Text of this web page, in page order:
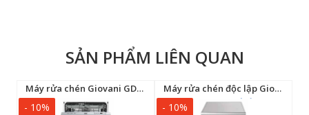
SẢN PHẨM LIÊN QUAN
Máy rửa chén Giovani GD-STX3CL
- 10%
Máy rửa chén độc lập Giovani GD-LVS375SX
- 10%